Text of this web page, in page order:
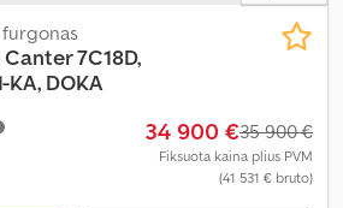
furgonas
7C18D,
DOKA
34 900 €35 900 €
Fiksuota kaina plius PVM
(41 531 € bruto)